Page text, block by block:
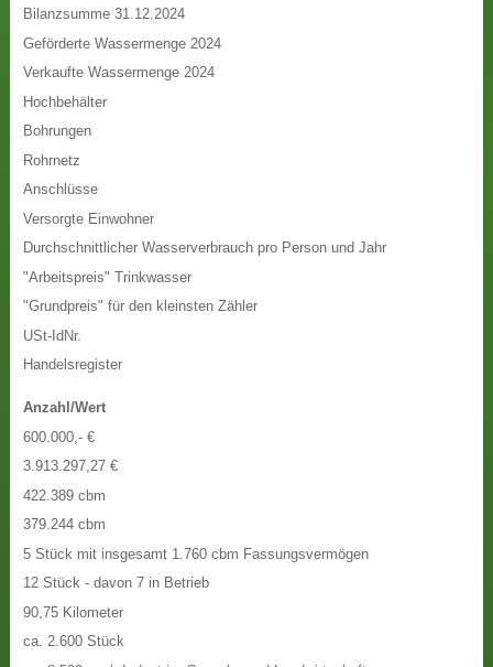
Bilanzsumme 31.12.2024
Geförderte Wassermenge 2024
Verkaufte Wassermenge 2024
Hochbehälter
Bohrungen
Rohrnetz
Anschlüsse
Versorgte Einwohner
Durchschnittlicher Wasserverbrauch pro Person und Jahr
"Arbeitspreis" Trinkwasser
"Grundpreis" für den kleinsten Zähler
USt-IdNr.
Handelsregister
Anzahl/Wert
600.000,- €
3.913.297,27 €
422.389 cbm
379.244 cbm
5 Stück mit insgesamt 1.760 cbm Fassungsvermögen
12 Stück - davon 7 in Betrieb
90,75 Kilometer
ca. 2.600 Stück